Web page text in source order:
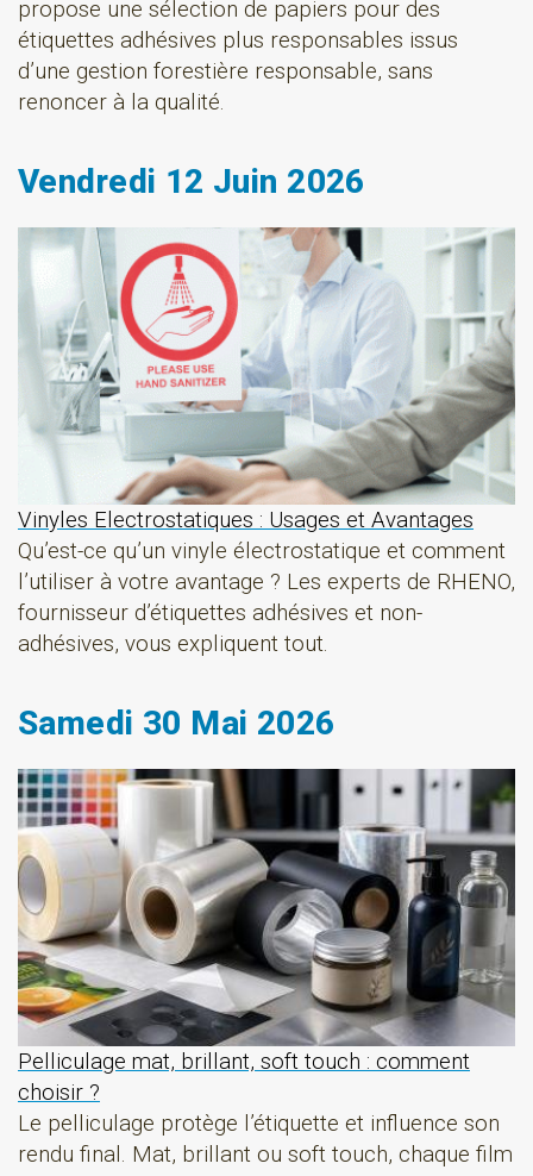
propose une sélection de papiers pour des
étiquettes adhésives plus responsables issus
d’une gestion forestière responsable, sans
renoncer à la qualité.
Vendredi 12 Juin 2026
Vinyles Electrostatiques : Usages et Avantages
Qu’est-ce qu’un vinyle électrostatique et comment
l’utiliser à votre avantage ? Les experts de RHENO,
fournisseur d’étiquettes adhésives et non-
adhésives, vous expliquent tout.
Samedi 30 Mai 2026
Pelliculage mat, brillant, soft touch : comment
choisir ?
Le pelliculage protège l’étiquette et influence son
rendu final. Mat, brillant ou soft touch, chaque film